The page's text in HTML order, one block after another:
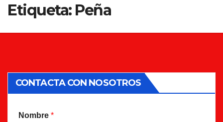
Etiqueta: Peña
CONTACTA CON NOSOTROS
Nombre *